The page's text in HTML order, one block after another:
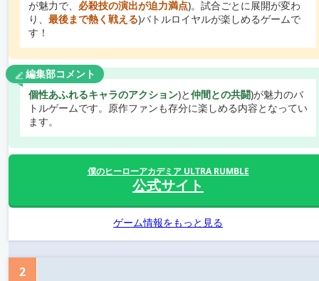
が魅力で、 必殺技の演出が迫力満点)。試合ごとに展開が変わ
り、 最後まで熱く戦える)バトルロイヤルが楽しめるゲームで
す！
編集部コメント
個性あふれるキャラのアクション)と仲間との共闘)が魅力のバ
トルゲームです。原作ファンも存分に楽しめる内容となってい
ます。
僕のヒーローアカデミア ULTRA RUMBLE
公式サイト
ゲーム情報をもっと見る
2